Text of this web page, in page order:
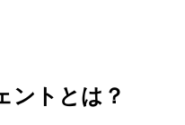
ントとは？